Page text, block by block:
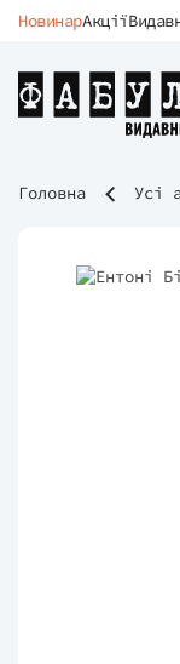
НовинарАкції
Головна Усі